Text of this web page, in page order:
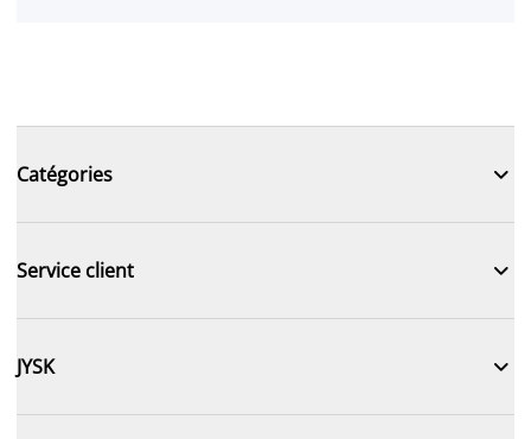
Catégories 
Service client 
JYSK 